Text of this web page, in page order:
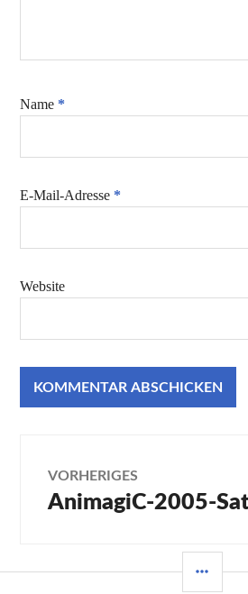
Name *
E-Mail-Adresse *
Website
VORHERIGES
Vorheriger
AnimagiC-2005-